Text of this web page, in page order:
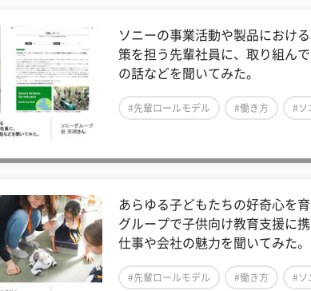
ソニーの事業活動や製品におけ
策を担う先輩社員に、取り組ん
の話などを聞いてみた。
#先輩ロールモデル #働き方 #ソ
あらゆる子どもたちの好奇心を
グループで子供向け教育支援に携
仕事や会社の魅力を聞いてみた。
#先輩ロールモデル #働き方 #ソ